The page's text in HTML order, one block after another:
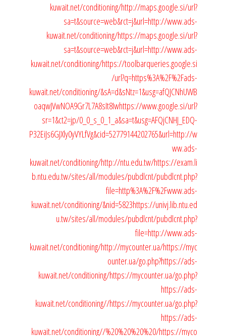
kuwait.net/conditioning/http://maps.google.si/url?
sa=t&source=web&rct=j&url=http://www.ads-
kuwait.net/conditioning/https://maps.google.si/url?
sa=t&source=web&rct=j&url=http://www.ads-
kuwait.net/conditioning/https://toolbarqueries.google.si
/url?q=https%3A%2F%2Fads-
kuwait.net/conditioning/&sA=d&sNtz=1&usg=afQJCNhUWB
oaqwJVwNOA9Gr7L7A8sIt8Iwhttps://www.google.si/url?
sr=1&ct2=jp/0_0_s_0_1_a&sa=t&usg=AFQjCNHJ_EDQ-
P32EiJs6GJXly0yVYLfVg&cid=52779144202765&url=http://w
ww.ads-
kuwait.net/conditioning/http://ntu.edu.tw/https://exam.li
b.ntu.edu.tw/sites/all/modules/pubdlcnt/pubdlcnt.php?
file=http%3A%2F%2Fwww.ads-
kuwait.net/conditioning/&nid=5823https://univj.lib.ntu.ed
u.tw/sites/all/modules/pubdlcnt/pubdlcnt.php?
file=http://www.ads-
kuwait.net/conditioning/http://mycounter.ua/https://myc
ounter.ua/go.php?https://ads-
kuwait.net/conditioning/https://mycounter.ua/go.php?
https://ads-
kuwait.net/conditioning//https://mycounter.ua/go.php?
https://ads-
kuwait.net/conditioning//%20%20%20%20/https://myco